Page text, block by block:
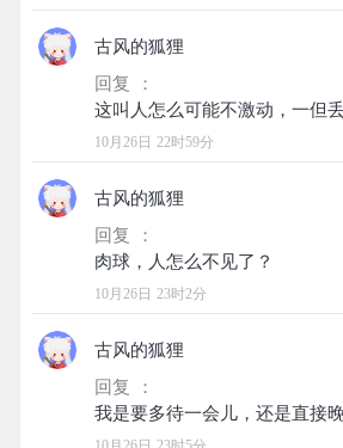
古风的狐狸
回复 ：
10月26日 22时59分
古风的狐狸
回复 ：
10月26日 23时2分
古风的狐狸
回复 ：